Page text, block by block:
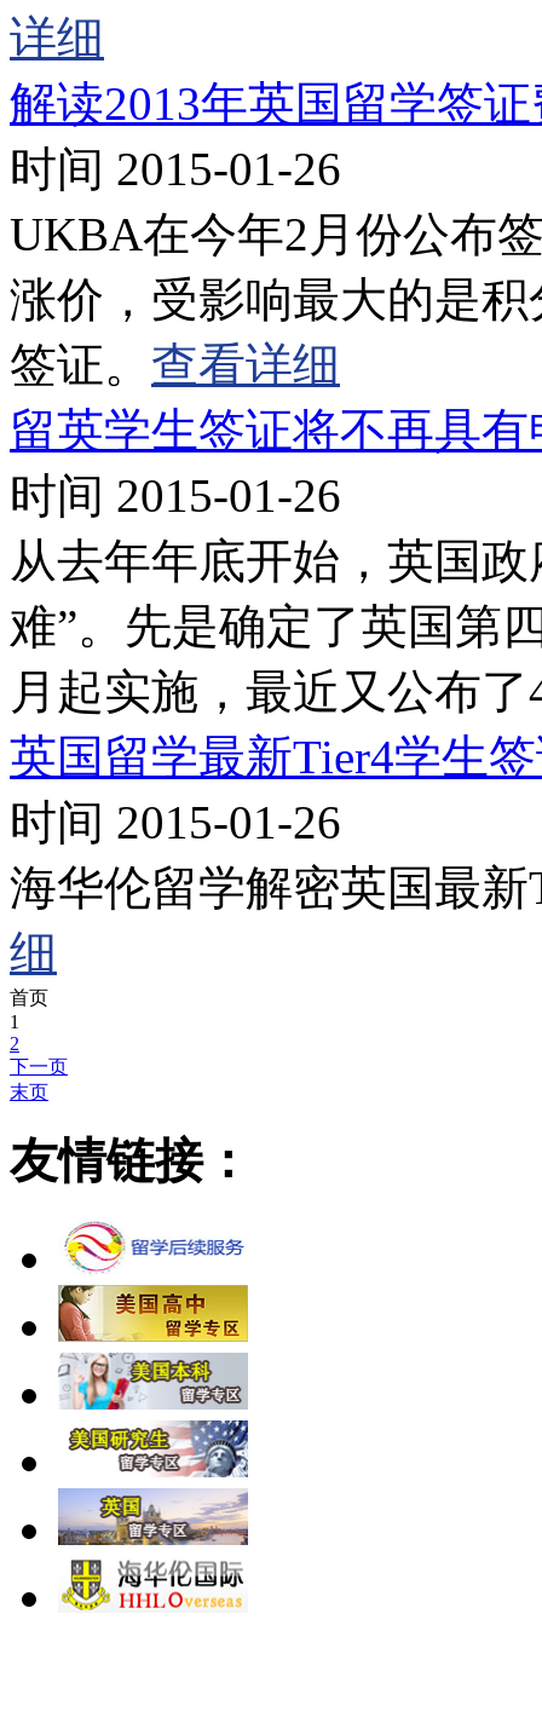
详细
解读2013年英国留学签
时间 2015-01-26
UKBA在今年2月份公布
涨价，受影响最大的是
签证。 查看详细
留英学生签证将不再具
时间 2015-01-26
从去年年底开始，英国
难”。先是确定了英国第
月起实施，最近又公布
英国留学最新Tier4学生
时间 2015-01-26
海华伦留学解密英国最
细
首页
1
2
下一页
末页
友情链接：